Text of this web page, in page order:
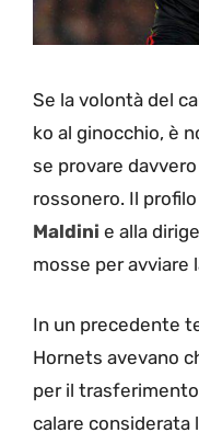
Se la volontà del
ko al ginocchio, è
se provare
rossonero. Il
Maldini e alla
mosse per avviare
In un precedente
Hornets avevano
per il
calare considerata